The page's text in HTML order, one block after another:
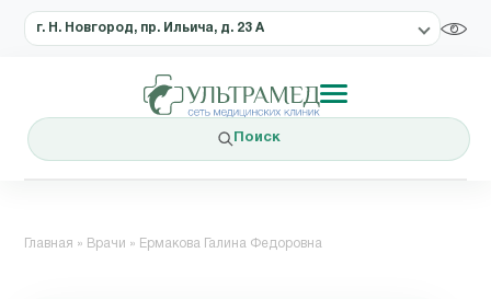
г. Н. Новгород, пр. Ильича, д. 23 А
Поиск
Главная » Врачи » Ермакова Галина Федоровна